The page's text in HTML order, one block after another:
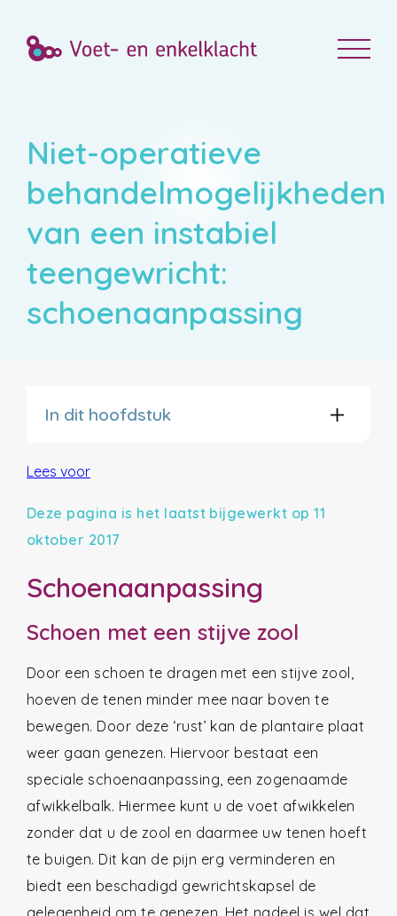
Niet-operatieve
behandelmogelijkheden
van een instabiel
teengewricht:
schoenaanpassing
In dit hoofdstuk
Lees voor
Deze pagina is het laatst bijgewerkt op 11
oktober 2017
Schoenaanpassing
Schoen met een stijve zool
Door een schoen te dragen met een stijve zool,
hoeven de tenen minder mee naar boven te
bewegen. Door deze ‘rust’ kan de plantaire plaat
weer gaan genezen. Hiervoor bestaat een
speciale schoenaanpassing, een zogenaamde
afwikkelbalk. Hiermee kunt u de voet afwikkelen
zonder dat u de zool en daarmee uw tenen hoeft
te buigen. Dit kan de pijn erg verminderen en
biedt een beschadigd gewrichtskapsel de
gelegenheid om te genezen. Het nadeel is wel dat